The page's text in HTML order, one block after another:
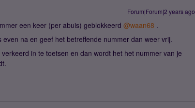
Forum|Forum|2 years ago
een keer (per abuis) geblokkeerd @waan68 .
na en geef het betreffende nummer dan weer vrij.
in te toetsen en dan wordt het het nummer van je